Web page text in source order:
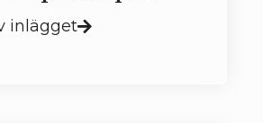
inlägget